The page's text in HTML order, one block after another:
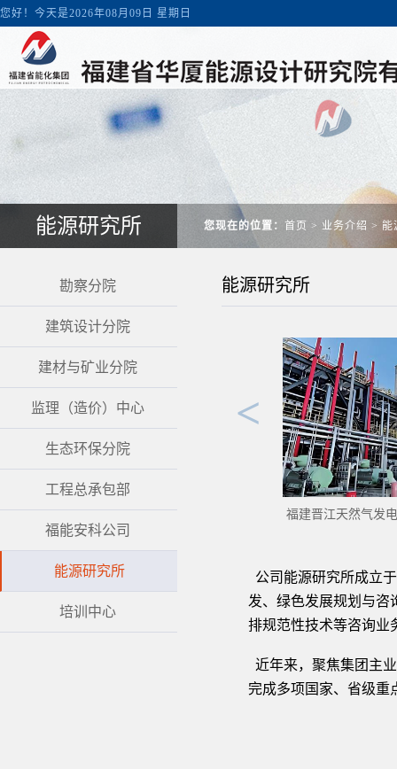
您好！今天是2026年08月09日 星期日
能源研究所 您现在的位置： 首页 > 业务介绍 > 能
勘察分院
建筑设计分院
建材与矿业分院
监理（造价）中心
生态环保分院
工程总承包部
福能安科公司
能源研究所
培训中心
能源研究所
<
公司能源研究所成立于
发、绿色发展规划与咨
排规范性技术等咨询业
近年来，聚焦集团主
完成多项国家、省级重